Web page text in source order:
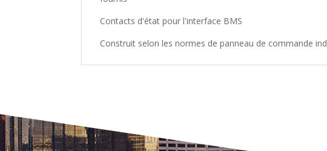
Contacts d'état pour l'interface BMS
Construit selon les normes de panneau de commande